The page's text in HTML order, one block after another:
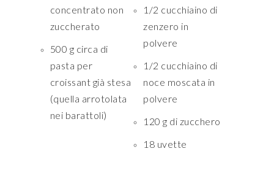
concentrato non
zuccherato
500 g circa di
pasta per
croissant già stesa
(quella arrotolata
nei barattoli)
1/2 cucchiaino di
zenzero in
polvere
1/2 cucchiaino di
noce moscata in
polvere
120 g di zucchero
18 uvette